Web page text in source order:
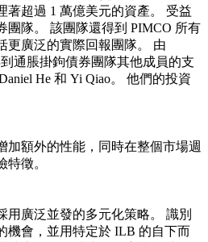
著超過 1 萬億美元的資產。 受益
團隊。 該團隊還得到 PIMCO 所有
更廣泛的實際回報團隊。 由
到通脹掛鉤債券團隊其他成員的支
He 和 Yi Qiao。 他們的投資
加額外的性能，同時在整個市場週
徵。
用廣泛並發的多元化策略。 識別
機會，並用特定於 ILB 的自下而